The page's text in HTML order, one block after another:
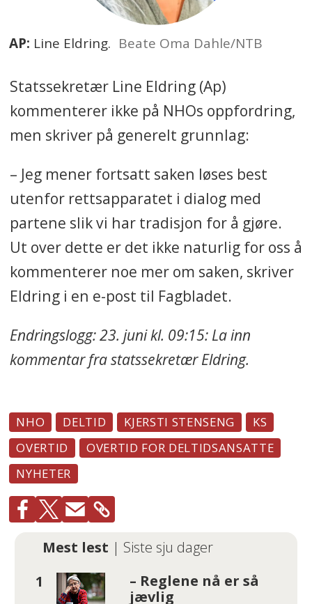
AP: Line Eldring. Beate Oma Dahle/NTB
Statssekretær Line Eldring (Ap)
kommenterer ikke på NHOs oppfordring,
men skriver på generelt grunnlag:
– Jeg mener fortsatt saken løses best
utenfor rettsapparatet i dialog med
partene slik vi har tradisjon for å gjøre.
Ut over dette er det ikke naturlig for oss å
kommenterer noe mer om saken, skriver
Eldring i en e-post til Fagbladet.
Endringslogg: 23. juni kl. 09:15: La inn
kommentar fra statssekretær Eldring.
NHO DELTID KJERSTI STENSENG
KS
OVERTID
OVERTID FOR DELTIDSANSATTE
NYHETER
Mest lest | Siste sju dager
– Reglene nå er så
jævlig